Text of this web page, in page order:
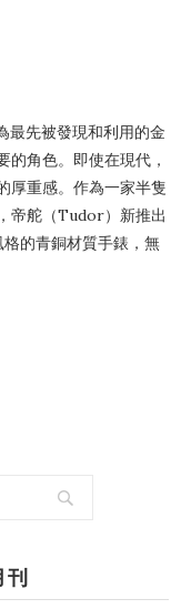
先被發現和利用的金
的角色。即使在現代，
厚重感。作為一家半隻
帝舵（Tudor）新推出
的青銅材質手錶，無
刊